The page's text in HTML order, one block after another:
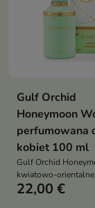
Gulf Orchid
Honeymoon
perfumowana
kobiet 100 ml
Gulf Orchid
kwiatowo-
unisex. Mandarynka,
22,00 €